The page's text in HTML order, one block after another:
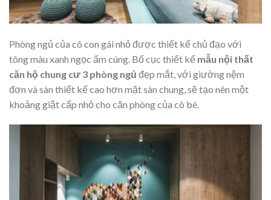
Phòng ngủ của cô con gái nhỏ được thiết kế chủ đạo với
tông màu xanh ngọc ấm cúng. Bố cục thiết kế mẫu nội thất
căn hộ chung cư 3 phòng ngủ đẹp mắt, với giường nệm
đơn và sàn thiết kế cao hơn mặt sàn chung, sẽ tạo nên một
khoảng giật cấp nhỏ cho căn phòng của cô bé.